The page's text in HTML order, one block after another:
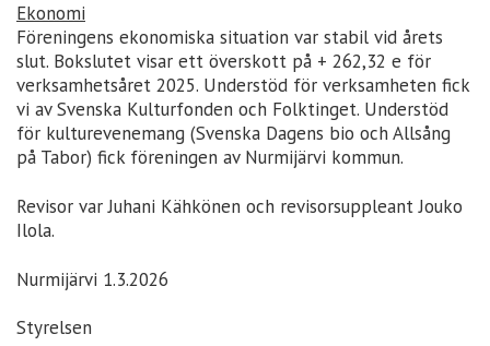
Ekonomi
Föreningens ekonomiska situation var stabil vid årets
slut. Bokslutet visar ett överskott på + 262,32 e för
verksamhetsåret 2025. Understöd för verksamheten fick
vi av Svenska Kulturfonden och Folktinget. Understöd
för kulturevenemang (Svenska Dagens bio och Allsång
på Tabor) fick föreningen av Nurmijärvi kommun.
Revisor var Juhani Kähkönen och revisorsuppleant Jouko
Ilola.
Nurmijärvi 1.3.2026
Styrelsen